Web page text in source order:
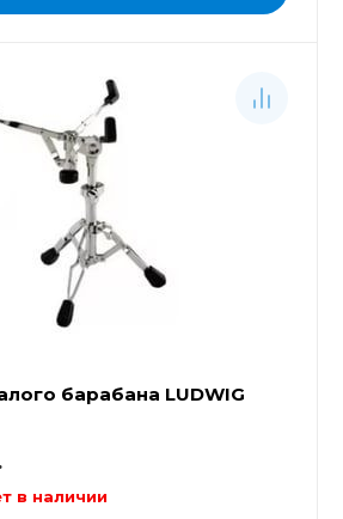
барабана LUDWIG
в наличии